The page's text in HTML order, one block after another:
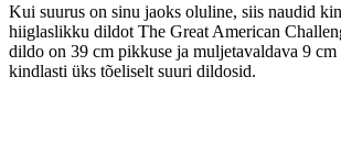
Kui suurus on sinu jaoks oluline, siis naudid
hiiglaslikku dildot The Great American
dildo on 39 cm pikkuse ja muljetavaldava 9 cm
kindlasti üks tõeliselt suuri dildosid.